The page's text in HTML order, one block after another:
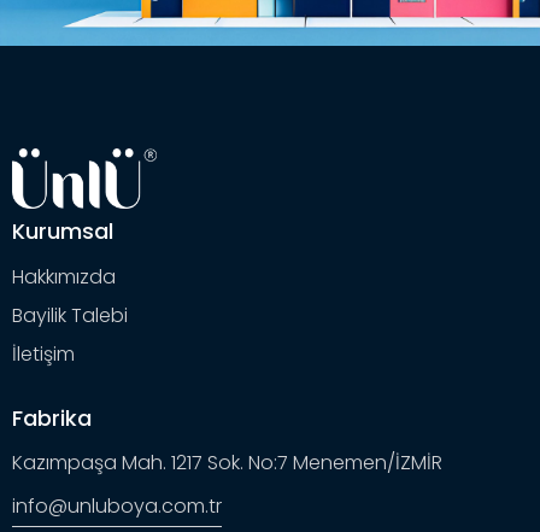
Kurumsal
Hakkımızda
Bayilik Talebi
İletişim
Fabrika
Kazımpaşa Mah. 1217 Sok. No:7 Menemen/İZMİR
info@unluboya.com.tr